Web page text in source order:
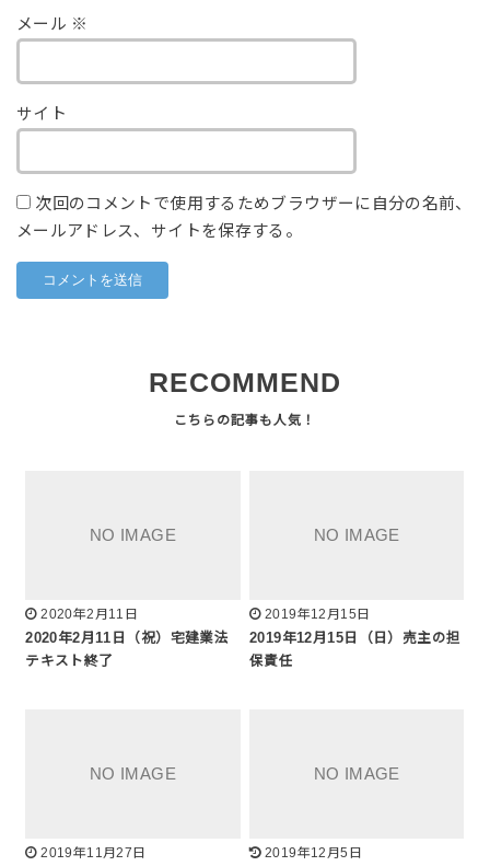
メール ※
サイト
次回のコメントで使用するためブラウザーに自分の名前、
メールアドレス、サイトを保存する。
RECOMMEND
2020年2月11日
2020年2月11日（祝）宅建業法
テキスト終了
2019年12月15日
2019年12月15日（日）売主の担
保責任
2019年11月27日
2019年12月5日